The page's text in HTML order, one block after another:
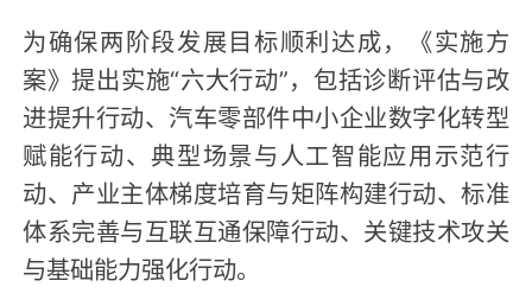
为确保两阶段发展目标顺利达成，《实施方
案》提出实施“六大行动”，包括诊断评估与改
进提升行动、汽车零部件中小企业数字化转型
赋能行动、典型场景与人工智能应用示范行
动、产业主体梯度培育与矩阵构建行动、标准
体系完善与互联互通保障行动、关键技术攻关
与基础能力强化行动。